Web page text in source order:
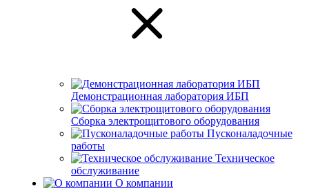
Демонстрационная лаборатория ИБП
Сборка электрощитового оборудования
Пусконаладочные
работы
Техническое
обслуживание
О компании